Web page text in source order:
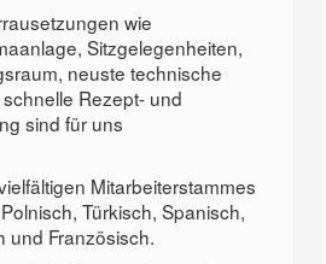
wie
Sitzgelegenheiten,
neuste technische
Rezept- und
sind für uns
Mitarbeiterstammes
Türkisch, Spanisch,
und Französisch.